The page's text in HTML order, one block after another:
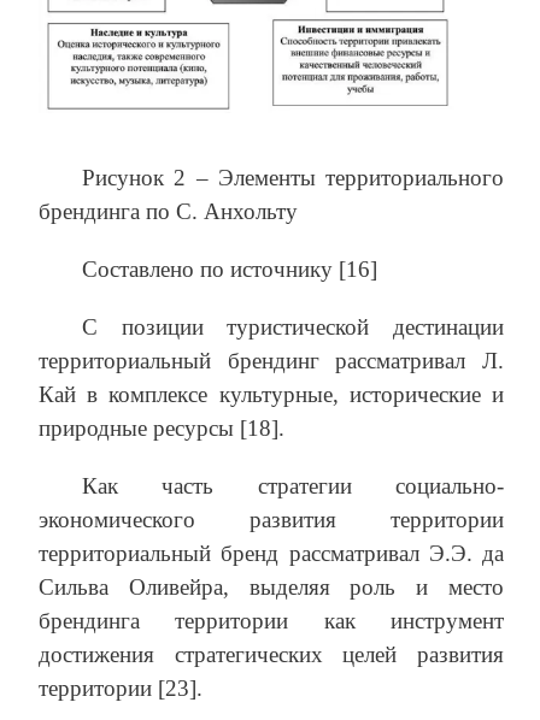
Рисунок 2 – Элементы территориального
брендинга по С. Анхольту
Составлено по источнику [16]
С позиции туристической дестинации
территориальный брендинг рассматривал Л.
Кай в комплексе культурные, исторические и
природные ресурсы [18].
Как часть стратегии социально-
экономического развития территории
территориальный бренд рассматривал Э.Э. да
Сильва Оливейра, выделяя роль и место
брендинга территории как инструмент
достижения стратегических целей развития
территории [23].